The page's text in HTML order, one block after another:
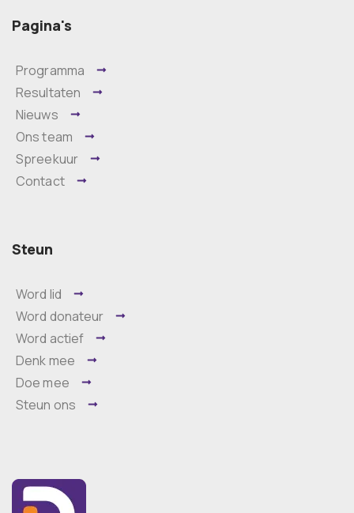
Pagina's
Programma
Resultaten
Nieuws
Ons team
Spreekuur
Contact
Steun
Word lid
Word donateur
Word actief
Denk mee
Doe mee
Steun ons